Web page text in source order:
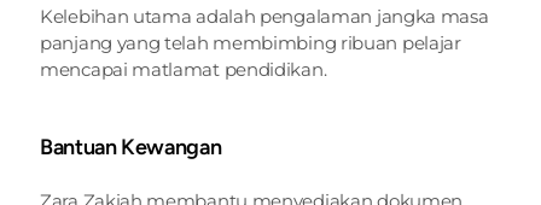
Kelebihan utama adalah pengalaman jangka masa
panjang yang telah membimbing ribuan pelajar
mencapai matlamat pendidikan.
Bantuan Kewangan